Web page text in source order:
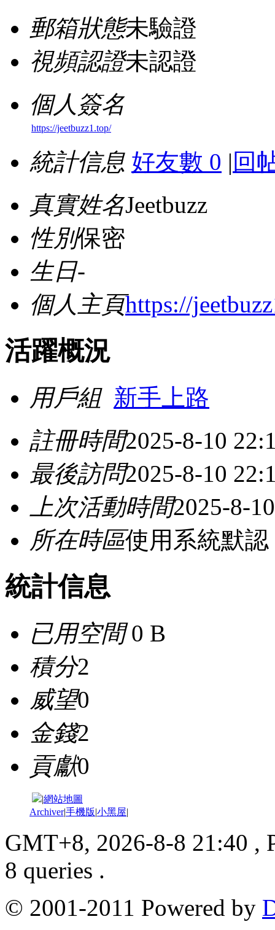
郵箱狀態未驗證
視頻認證未認證
個人簽名
https://jeetbuzz1.top/
統計信息 好友數 0 | 回
真實姓名Jeetbuzz
性別保密
生日-
個人主頁https://
活躍概況
用戶組 新手上路
註冊時間2025-8-10
最後訪問2025-8-10
上次活動時間2025-8-
所在時區使用系統默認
統計信息
已用空間0 B
積分2
威望0
金錢2
貢獻0
|網站地圖
Archiver|手機版|小黑屋|
GMT+8, 2026-8-8 21:40 ,
8 queries .
© 2001-2011 Powered by